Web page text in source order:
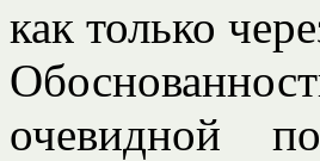
как только
очевидной